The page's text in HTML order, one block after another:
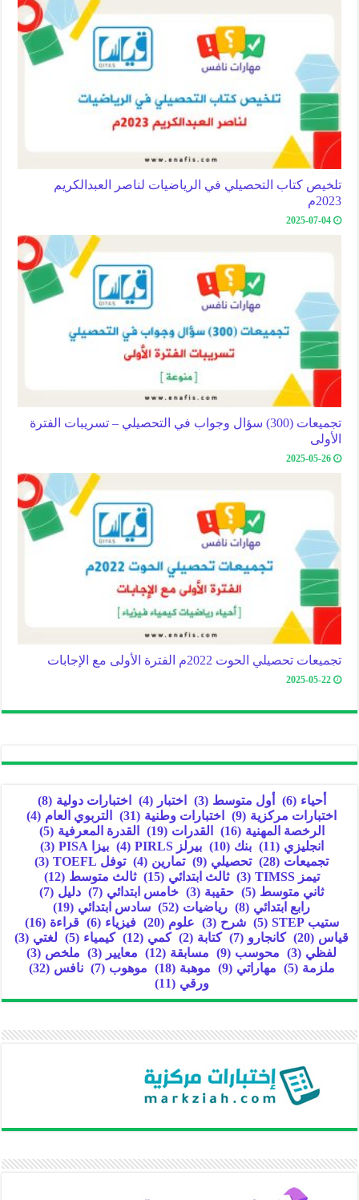
تلخيص كتاب التحصيلي في الرياضيات لناصر العبدالكريم
2023م
2025-07-04
تجميعات (300) سؤال وجواب في التحصيلي – تسريبات الفترة
الأولى
2025-05-26
تجميعات تحصيلي الحوت 2022م الفترة الأولى مع الإجابات
2025-05-22
أحياء (6) أول متوسط (3) اختبار (4) اختبارات دولية (8)
اختبارات مركزية (9) اختبارات وطنية (31) التربوي العام (4)
الرخصة المهنية (16) القدرات (19) القدرة المعرفية (5)
انجليزي (11) بنك (10) بيرلز PIRLS (4) بيزا PISA
(3)
تجميعات (28) تحصيلي (9) تمارين (4) توفل TOEFL
(3)
تيمز TIMSS
(3) ثالث ابتدائي (15) ثالث متوسط (12)
ثاني متوسط (5) حقيبة (3) خامس ابتدائي (7) دليل (7)
رابع ابتدائي (8) رياضيات (52) سادس ابتدائي (19)
ستيب STEP
(5) شرح (3) علوم (20) فيزياء (6) قراءة (16)
قياس (20) كانجارو (7) كتابة (2) كمي (12) كيمياء (5) لغتي (3)
لفظي (3) محوسب (9) مسابقة (12) معايير (3) ملخص (3)
ملزمة (5) مهاراتي (9) موهبة (18) موهوب (7) نافس (32)
ورقي (11)